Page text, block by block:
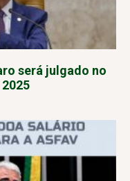
será julgado no